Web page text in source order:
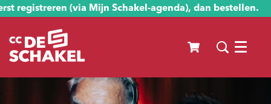
registreren (via Mijn Schakel-agenda), dan bestellen.
Menu